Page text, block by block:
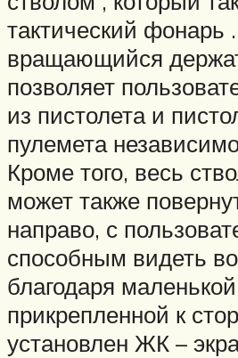
тактический фонарь
вращающийся
позволяет
из пистолета и
пулемета
Кроме того, весь
может также
направо, с
способным видеть
благодаря
прикрепленной к
установлен ЖК –